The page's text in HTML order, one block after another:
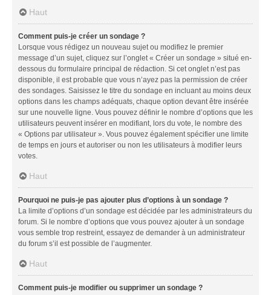
Haut
Comment puis-je créer un sondage ?
Lorsque vous rédigez un nouveau sujet ou modifiez le premier
message d’un sujet, cliquez sur l’onglet « Créer un sondage » situé en-
dessous du formulaire principal de rédaction. Si cet onglet n’est pas
disponible, il est probable que vous n’ayez pas la permission de créer
des sondages. Saisissez le titre du sondage en incluant au moins deux
options dans les champs adéquats, chaque option devant être insérée
sur une nouvelle ligne. Vous pouvez définir le nombre d’options que les
utilisateurs peuvent insérer en modifiant, lors du vote, le nombre des
« Options par utilisateur ». Vous pouvez également spécifier une limite
de temps en jours et autoriser ou non les utilisateurs à modifier leurs
votes.
Haut
Pourquoi ne puis-je pas ajouter plus d’options à un sondage ?
La limite d’options d’un sondage est décidée par les administrateurs du
forum. Si le nombre d’options que vous pouvez ajouter à un sondage
vous semble trop restreint, essayez de demander à un administrateur
du forum s’il est possible de l’augmenter.
Haut
Comment puis-je modifier ou supprimer un sondage ?